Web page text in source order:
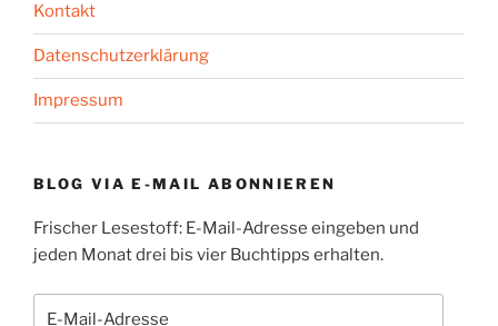
Kontakt
Datenschutzerklärung
Impressum
BLOG VIA E-MAIL ABONNIEREN
Frischer Lesestoff: E-Mail-Adresse eingeben und
jeden Monat drei bis vier Buchtipps erhalten.